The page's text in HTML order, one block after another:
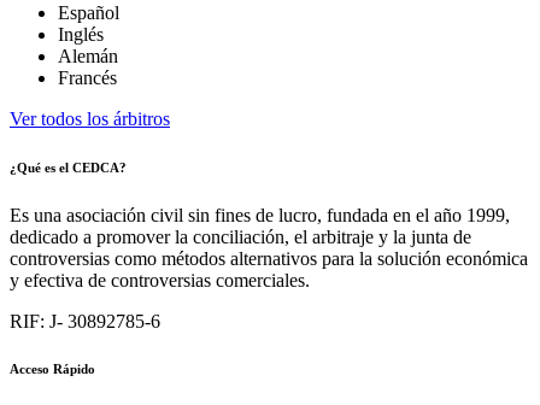
Español
Inglés
Alemán
Francés
Ver todos los árbitros
¿Qué es el CEDCA?
Es una asociación civil sin fines de lucro, fundada en el año 1999,
dedicado a promover la conciliación, el arbitraje y la junta de
controversias como métodos alternativos para la solución económica
y efectiva de controversias comerciales.
RIF: J- 30892785-6
Acceso Rápido